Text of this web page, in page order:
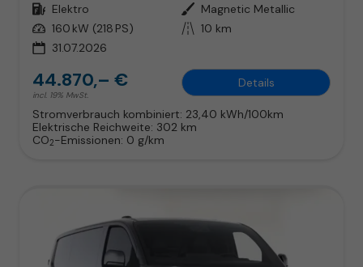
Kraftstoff Elektro Außenfarbe Magnetic Metallic
Leistung 160 kW (218 PS) Kilometerstand 10 km
31.07.2026
44.870,– €
incl. 19% MwSt.
Details
Stromverbrauch kombiniert: 23,40 kWh/100km
Elektrische Reichweite: 302 km
CO2-Emissionen: 0 g/km